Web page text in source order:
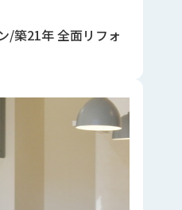
/築21年 全面リフォ